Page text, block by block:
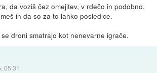
da voziš čez omejitev, v rdečo in podobno,
in da so za to lahko posledice.
droni smatrajo kot nenevarne igrače.
05:31